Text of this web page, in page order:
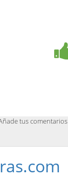
tus comentarios